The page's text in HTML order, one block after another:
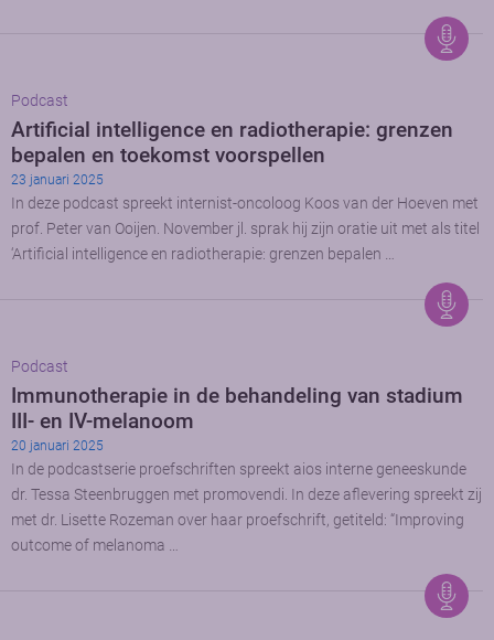
Podcast
Artificial intelligence en radiotherapie: grenzen
bepalen en toekomst voorspellen
23 januari 2025
In deze podcast spreekt internist-oncoloog Koos van der Hoeven met
prof. Peter van Ooijen. November jl. sprak hij zijn oratie uit met als titel
‘Artificial intelligence en radiotherapie: grenzen bepalen …
Podcast
Immunotherapie in de behandeling van stadium
III- en IV-melanoom
20 januari 2025
In de podcastserie proefschriften spreekt aios interne geneeskunde
dr. Tessa Steenbruggen met promovendi. In deze aflevering spreekt zij
met dr. Lisette Rozeman over haar proefschrift, getiteld: “Improving
outcome of melanoma …